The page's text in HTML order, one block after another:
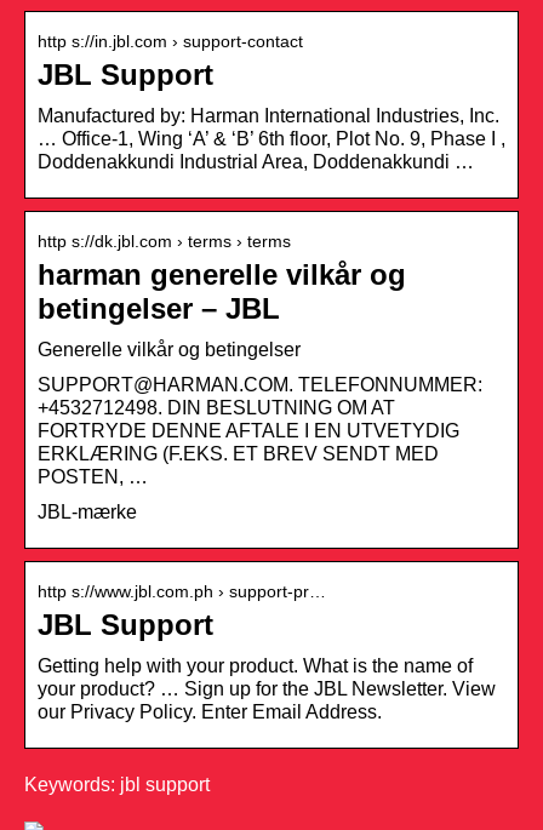
http s://in.jbl.com › support-contact
JBL Support
Manufactured by: Harman International Industries, Inc.
… Office-1, Wing ‘A’ & ‘B’ 6th floor, Plot No. 9, Phase I ,
Doddenakkundi Industrial Area, Doddenakkundi …
http s://dk.jbl.com › terms › terms
harman generelle vilkår og
betingelser – JBL
Generelle vilkår og betingelser
SUPPORT@HARMAN.COM. TELEFONNUMMER:
+4532712498. DIN BESLUTNING OM AT
FORTRYDE DENNE AFTALE I EN UTVETYDIG
ERKLÆRING (F.EKS. ET BREV SENDT MED
POSTEN, …
JBL-mærke
http s://www.jbl.com.ph › support-pr…
JBL Support
Getting help with your product. What is the name of
your product? … Sign up for the JBL Newsletter. View
our Privacy Policy. Enter Email Address.
Keywords: jbl support